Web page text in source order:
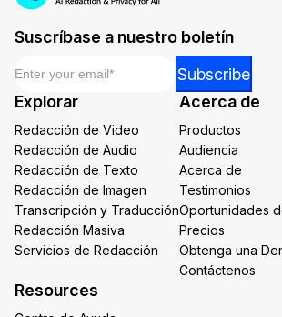
Suscríbase a nuestro boletín
Email
Subscribe
Explorar
Redacción de Video
Redacción de Audio
Redacción de Texto
Redacción de Imagen
Transcripción y Traducción
Redacción Masiva
Servicios de Redacción
Acerca de
Productos
Audiencia
Acerca de
Testimonios
Oportunidades
Precios
Obtenga una
Contáctenos
Resources